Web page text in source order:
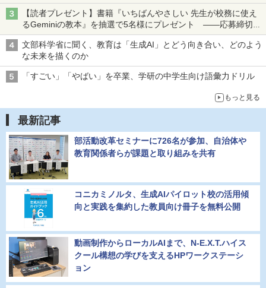
【読者プレゼント】書籍『いちばんやさしい 先生が校務に使え
るGeminiの教本』を抽選で5名様にプレゼント ――応募締切は
2026年8月12日（水）まで
文部科学省に聞く、教育は「生成AI」とどう向き合い、どのよう
な未来を描くのか
「すごい」「やばい」を卒業、学研の中学生向け語彙力ドリル
もっと見る
最新記事
部活動改革セミナーに726名が参加、自治体や
教育関係者らが課題と取り組みを共有
コニカミノルタ、生成AIパイロット校の活用傾
向と実践を集約した教員向け冊子を無料公開
動画制作からローカルAIまで、N-E.X.T.ハイス
クール構想の学びを支えるHPワークステーシ
ョン